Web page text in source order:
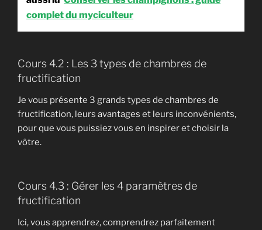
complet du myciculteur
Cours 4.2 : Les 3 types de chambres de
fructification
Je vous présente 3 grands types de chambres de
fructification, leurs avantages et leurs inconvénients,
pour que vous puissiez vous en inspirer et choisir la
vôtre.
Cours 4.3 : Gérer les 4 paramètres de
fructification
Ici, vous apprendrez, comprendrez parfaitement